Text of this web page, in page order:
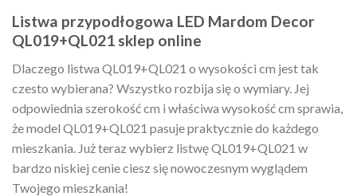
Listwa przypodłogowa LED Mardom Decor
QL019+QL021 sklep online
Dlaczego listwa QL019+QL021 o wysokości cm jest tak
czesto wybierana? Wszystko rozbija się o wymiary. Jej
odpowiednia szerokość cm i właściwa wysokość cm sprawia,
że model QL019+QL021 pasuje praktycznie do każdego
mieszkania. Już teraz wybierz listwę QL019+QL021 w
bardzo niskiej cenie ciesz się nowoczesnym wyglądem
Twojego mieszkania!